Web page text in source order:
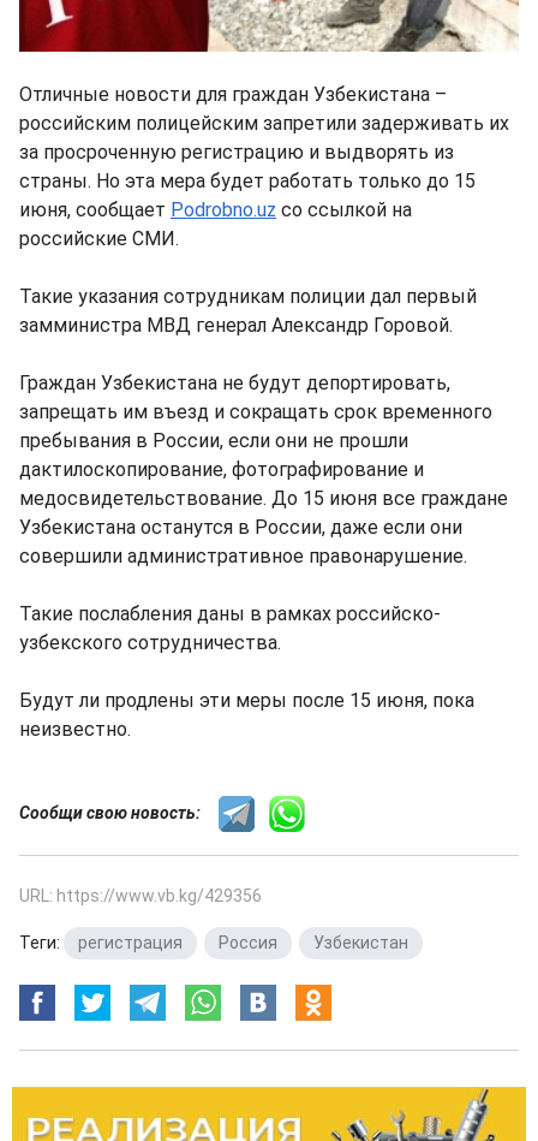
Отличные новости для граждан Узбекистана –
российским полицейским запретили задерживать их
за просроченную регистрацию и выдворять из
страны. Но эта мера будет работать только до 15
июня, сообщает Podrobno.uz со ссылкой на
российские СМИ.
Такие указания сотрудникам полиции дал первый
замминистра МВД генерал Александр Горовой.
Граждан Узбекистана не будут депортировать,
запрещать им въезд и сокращать срок временного
пребывания в России, если они не прошли
дактилоскопирование, фотографирование и
медосвидетельствование. До 15 июня все граждане
Узбекистана останутся в России, даже если они
совершили административное правонарушение.
Такие послабления даны в рамках российско-
узбекского сотрудничества.
Будут ли продлены эти меры после 15 июня, пока
неизвестно.
Сообщи свою новость:
URL: https://www.vb.kg/429356
Теги: регистрация Россия Узбекистан